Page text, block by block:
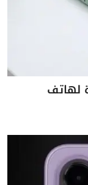
لهاتف